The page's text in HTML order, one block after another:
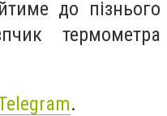
до пізнього
термометра
.